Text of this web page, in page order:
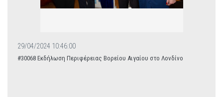
29/04/2024 10:46:00
#30068 Εκδήλωση Περιφέρειας Βορείου Αιγαίου στο Λονδίνο